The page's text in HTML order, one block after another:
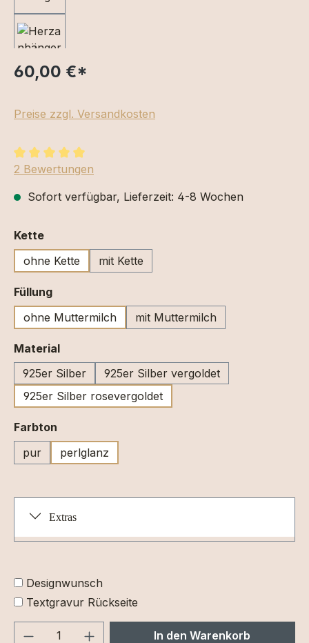
60,00 €*
Preise zzgl. Versandkosten
Durchschnittliche Bewertung von 5 von 5 Sternen
2 Bewertungen
Sofort verfügbar, Lieferzeit: 4-8 Wochen
Ketteauswählen
ohne Kette
mit Kette
Füllungauswählen
ohne Muttermilch
mit Muttermilch
Materialauswählen
925er Silber
925er Silber vergoldet
925er Silber rosevergoldet
Farbton
pur
perlglanz
Extras
Designwunsch
Textgravur Rückseite
Produkt Anzahl: Gib denIn den Warenkorb